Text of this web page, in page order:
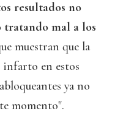
resultados no
tratando mal a los
muestran que la
infarto en estos
ya no
momento".